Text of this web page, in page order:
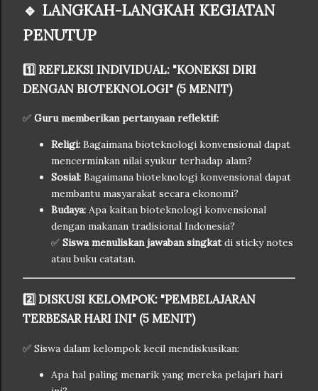
🔹 LANGKAH-LANGKAH KEGIATAN
PENUTUP
1️⃣ REFLEKSI INDIVIDUAL: "KONEKSI DIRI
DENGAN BIOTEKNOLOGI" (5 MENIT)
✅ Guru memberikan pertanyaan reflektif:
Religi: Bagaimana bioteknologi konvensional dapat
mencerminkan nilai syukur terhadap alam?
Sosial: Bagaimana bioteknologi konvensional dapat
membantu masyarakat secara ekonomi?
Budaya: Apa kaitan bioteknologi konvensional
dengan makanan tradisional Indonesia?
✅ Siswa menuliskan jawaban singkatdi sticky notes
atau buku catatan.
2️⃣ DISKUSI KELOMPOK: "PEMBELAJARAN
TERBESAR HARI INI" (5 MENIT)
✅ Siswa dalam kelompok kecil mendiskusikan:
Apa hal paling menarik yang mereka pelajari hari